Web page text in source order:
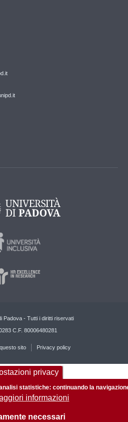
Padova - Tutti i diritti riservati
C.F. 80006480281
sito Privacy policy
privacy
statistiche: continuando la
informazioni
necessari